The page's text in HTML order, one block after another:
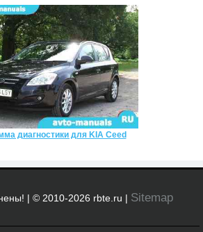
диагностики для KIA Ceed
| © 2010-2026 rbte.ru | Sitemap